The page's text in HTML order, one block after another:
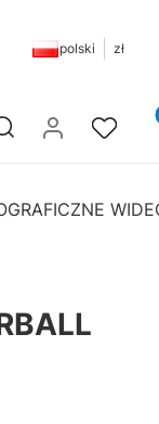
polski zł
Otwórz wyszukiwarkę